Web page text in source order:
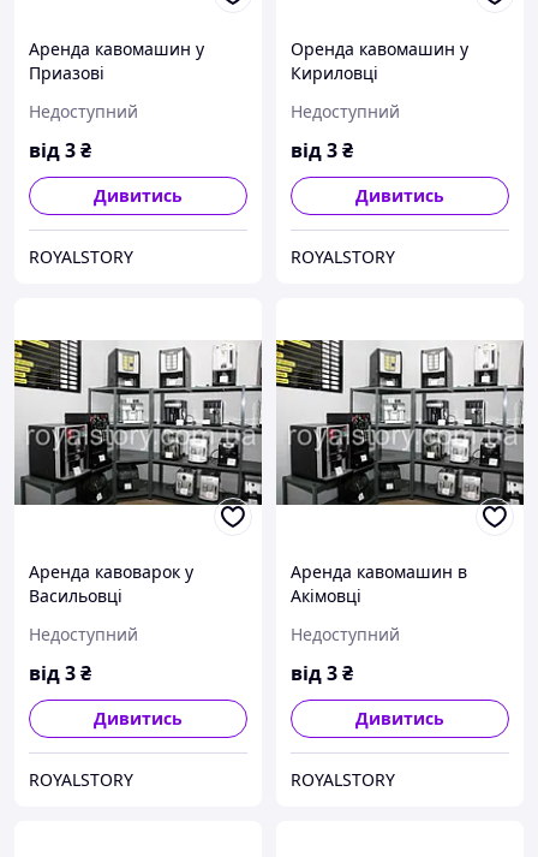
Аренда кавомашин у
Приазові
Недоступний
від3₴
Дивитись
ROYALSTORY
Оренда кавомашин у
Кириловці
Недоступний
від3₴
Дивитись
ROYALSTORY
Аренда кавоварок у
Васильовці
Недоступний
від3₴
Дивитись
ROYALSTORY
Аренда кавомашин в
Акімовці
Недоступний
від3₴
Дивитись
ROYALSTORY